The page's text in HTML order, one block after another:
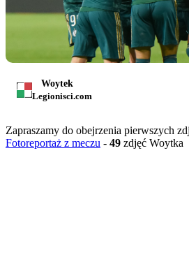
Woytek
Legionisci.com
Zapraszamy do obejrzenia pierwszych
Fotoreportaż z meczu - 49 zdjęć Woytka